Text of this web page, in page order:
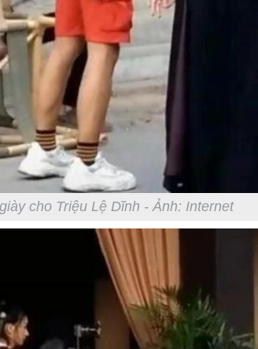
cho Triệu Lệ Dĩnh - Ảnh: Internet